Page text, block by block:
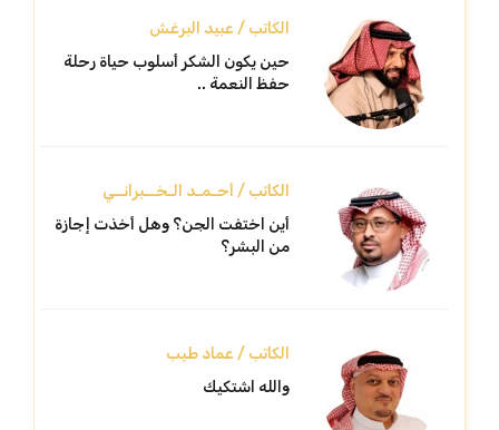
الكاتب / عبيد البرغش
حين يكون الشكر أسلوب حياة رحلة
حفظ النعمة ..
الكاتب / أحـمـد الـخــبرانــي
أين اختفت الجن؟ وهل أخذت إجازة
من البشر؟
الكاتب / عماد طيب
والله اشتكيك